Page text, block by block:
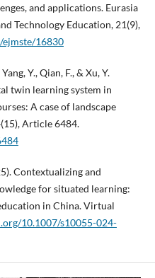
and applications. Eurasia
Technology Education, 21(9),
16830
Y., Qian, F., & Xu, Y.
twin learning system in
A case of landscape
Article 6484.
Contextualizing and
for situated learning:
in China. Virtual
10.1007/s10055-024-